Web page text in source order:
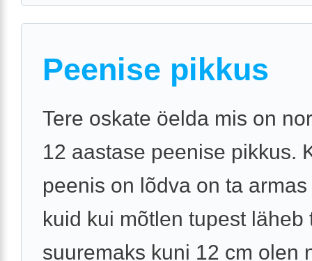
Peenise pikkus
Tere oskate öelda mis on
12 aastase peenise pikkus.
peenis on lõdva on ta
kuid kui mõtlen tupest läheb
suuremaks kuni 12 cm olen